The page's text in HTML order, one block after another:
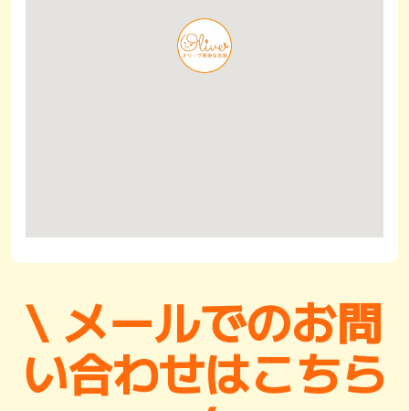
\ メールでのお問
い合わせはこちら